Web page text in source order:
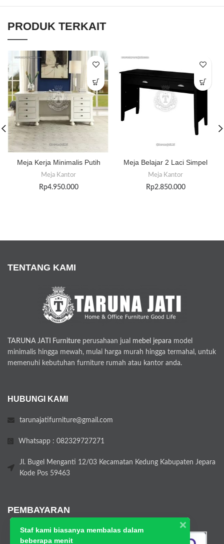
PRODUK TERKAIT
Meja Kerja Minimalis Putih
Meja Kantor
Rp4.950.000
Meja Belajar 2 Laci Simpel
Meja Kantor
Rp2.850.000
TENTANG KAMI
TARUNA JATI Furniture perusahaan jual mebel jepara model
minimalis hingga mewah, mulai harga murah hingga termahal, untuk
memenuhi kebutuhan furniture rumah atau kantor anda.
HUBUNGI KAMI
tarunajatifurniture@gmail.com
Whatsapp : 082329727271
Jl. Bugel Menganti 12/03 Kecamatan Kedung Kabupaten Jepara
Kode Pos 59463
PEMBAYARAN
Staf kami biasanya membalas dalam
beberapa menit